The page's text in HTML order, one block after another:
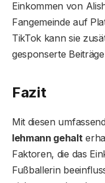
Einkommen von
Fangemeinde auf
TikTok kann sie
gesponserte
Fazit
Mit diesen
lehmann gehalt
Faktoren, die das
Fußballerin